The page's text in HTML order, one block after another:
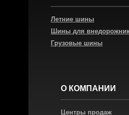
Летние шины
Шины для
Грузовые шины
О КОМПАНИИ
Центры продаж